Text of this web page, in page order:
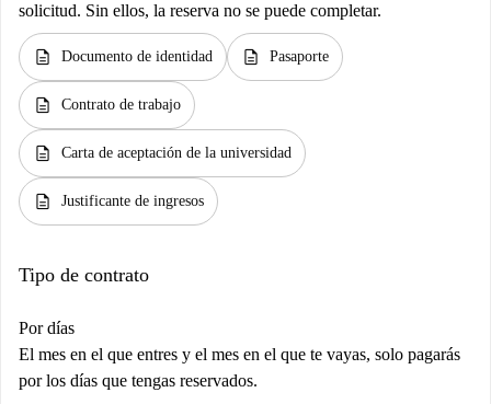
solicitud. Sin ellos, la reserva no se puede completar.
description Documento de identidad description Pasaporte
description Contrato de trabajo
description Carta de aceptación de la universidad
description Justificante de ingresos
Tipo de contrato
Por días
El mes en el que entres y el mes en el que te vayas, solo pagarás
por los días que tengas reservados.